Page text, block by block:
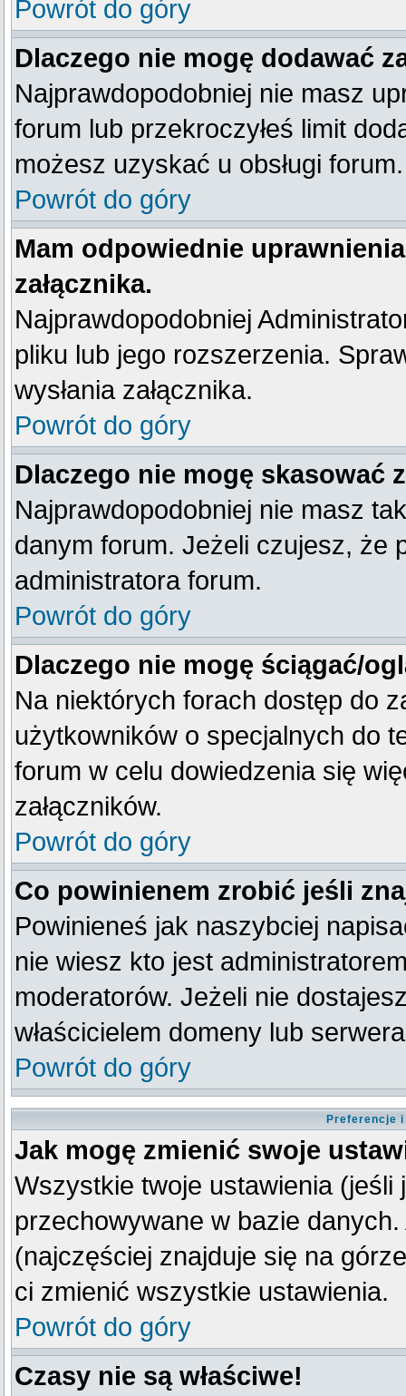
Powrót do góry
Dlaczego nie mogę dodawać
Najprawdopodobniej nie masz
forum lub przekroczyłeś limit
możesz uzyskać u obsługi forum.
Powrót do góry
Mam odpowiednie
załącznika.
Najprawdopodobniej
pliku lub jego rozszerzenia.
wysłania załącznika.
Powrót do góry
Dlaczego nie mogę skasować
Najprawdopodobniej nie masz
danym forum. Jeżeli czujesz, że
administratora forum.
Powrót do góry
Dlaczego nie mogę ściągać/
Na niektórych forach dostęp do
użytkowników o specjalnych do
forum w celu dowiedzenia się
załączników.
Powrót do góry
Co powinienem zrobić jeśli
Powinieneś jak naszybciej
nie wiesz kto jest
moderatorów. Jeżeli nie
właścicielem domeny lub
Powrót do góry
Preferencje
Jak mogę zmienić swoje
Wszystkie twoje ustawienia
przechowywane w bazie
(najczęściej znajduje się na
ci zmienić wszystkie ustawienia.
Powrót do góry
Czasy nie są właściwe!